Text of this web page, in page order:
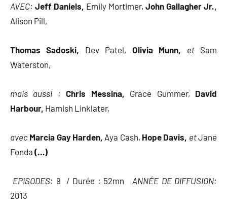
AVEC: Jeff Daniels, Emily Mortimer, John Gallagher Jr.,
Alison Pill,
Thomas Sadoski, Dev Patel, Olivia Munn, et
Sam
Waterston,
mais aussi : Chris Messina, Grace Gummer, David
Harbour, Hamish Linklater,
avec Marcia Gay Harden, Aya Cash, Hope Davis, etJane
Fonda (…)
EPISODES: 9 / Durée : 52mn ANNÉE DE DIFFUSION:
2013